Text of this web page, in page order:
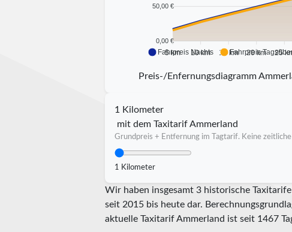
50,00 €
0,00 €
5 km 10 km 15 km 20 km 25
Fahrpreis Nachts Fahrpreis
Preis-/Enfernungsdiagramm
1 Kilometer
mit dem Taxitarif Ammerland
Grundpreis + Entfernung im Tagtarif. Keine
1 Kilometer
Wir haben insgesamt 3 historische
seit 2015 bis heute dar.
aktuelle Taxitarif Ammerland ist seit 1467